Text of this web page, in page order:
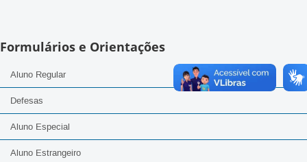
Formulários e Orientações
Aluno Regular
Defesas
Aluno Especial
Aluno Estrangeiro